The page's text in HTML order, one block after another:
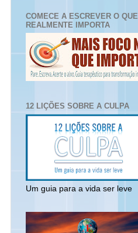
COMECE A ESCREVER O QUE
REALMENTE IMPORTA
12 LIÇÕES SOBRE A CULPA
Um guia para a vida ser leve